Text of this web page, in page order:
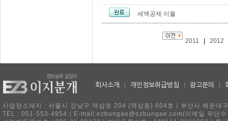
세액공제 이월
2011 |2012
회사소개 개인정보취급방침 광고문의
사업장소재지 : 서울시 강남구 역삼로 204 (역삼동) 604호ㅣ부산시 해운
TEL : 051-553-4954ㅣE-mail:ezbungae@ezbungae.com(이메일 무단수